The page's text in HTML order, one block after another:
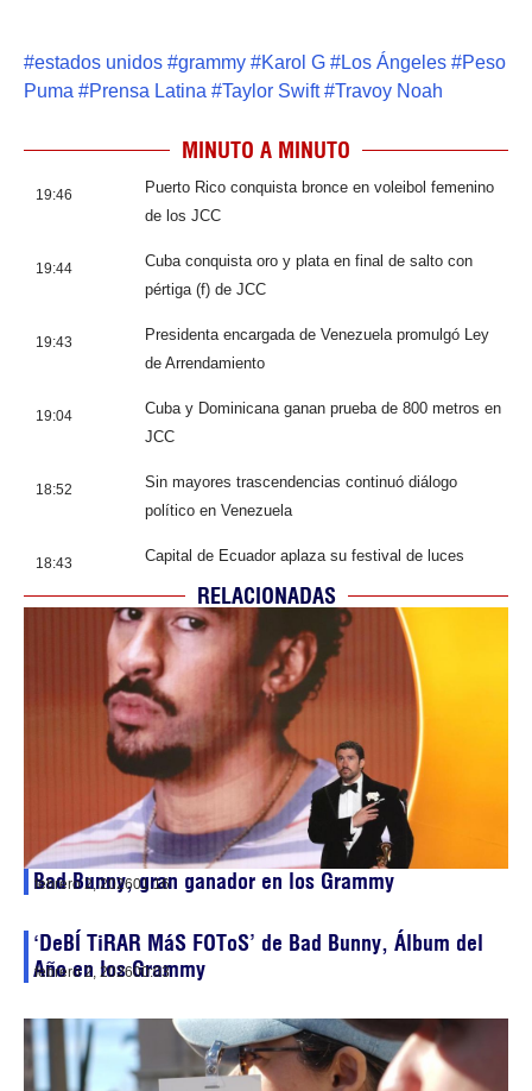
#estados unidos #grammy #Karol G #Los Ángeles #Peso
Puma #Prensa Latina #Taylor Swift#Travoy Noah
MINUTO A MINUTO
19:46
Puerto Rico conquista bronce en voleibol femenino
de los JCC
19:44
Cuba conquista oro y plata en final de salto con
pértiga (f) de JCC
19:43
Presidenta encargada de Venezuela promulgó Ley
de Arrendamiento
19:04
Cuba y Dominicana ganan prueba de 800 metros en
JCC
18:52
Sin mayores trascendencias continuó diálogo
político en Venezuela
18:43 Capital de Ecuador aplaza su festival de luces
RELACIONADAS
Bad Bunny, gran ganador en los Grammy
febrero 2, 202601:16
‘DeBÍ TiRAR MáS FOToS’ de Bad Bunny, Álbum del
Año en los Grammy
febrero 2, 202600:03